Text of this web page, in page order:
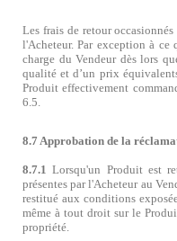
Les frais de retour
l'Acheteur. Par exception à ce
charge du Vendeur dès lors
qualité et d’un prix
Produit effectivement
6.5.
8.7 Approbation de la
8.7.1 Lorsqu'un Produit est
présentes par l'Acheteur au
restitué aux conditions
même à tout droit sur le
propriété.